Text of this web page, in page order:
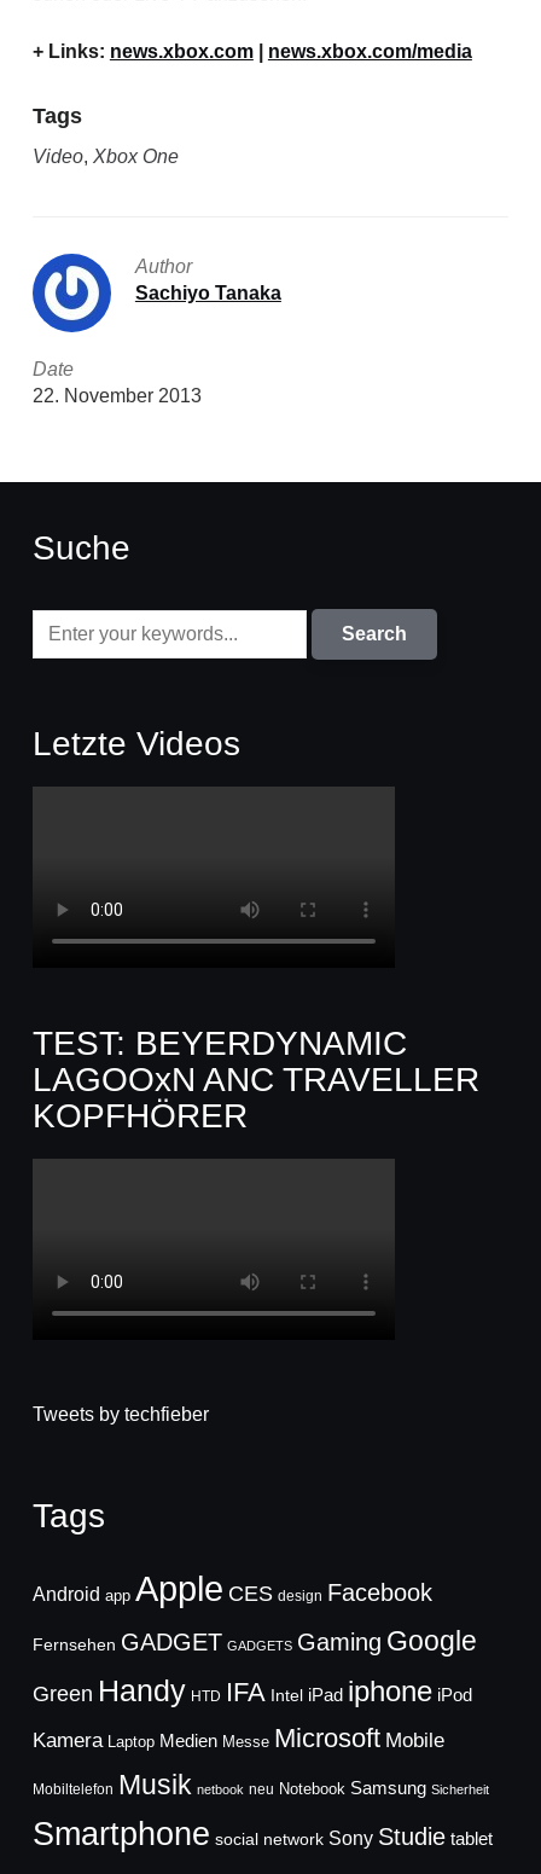
+ Links: news.xbox.com| news.xbox.com/media
Tags
Video, Xbox One
Author
Sachiyo Tanaka
Date
22. November 2013
Suche
Letzte Videos
TEST: BEYERDYNAMIC
LAGOOxN ANC TRAVELLER
KOPFHÖRER
Tweets by techfieber
Tags
Android app Apple CES design Facebook
Fernsehen GADGET GADGETS Gaming Google
Green Handy HTD IFA Intel iPad iphone iPod
Kamera Laptop Medien Messe Microsoft Mobile
Mobiltelefon Musik netbook neu Notebook Samsung Sicherheit
Smartphone social network Sony Studie tablet